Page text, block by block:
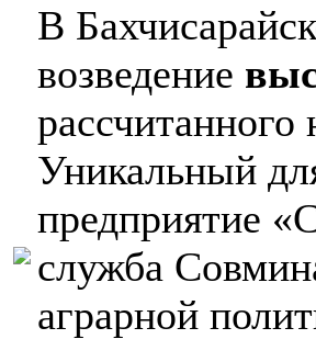
В
возведение
Уникальный
предприятие
служба
аграрной